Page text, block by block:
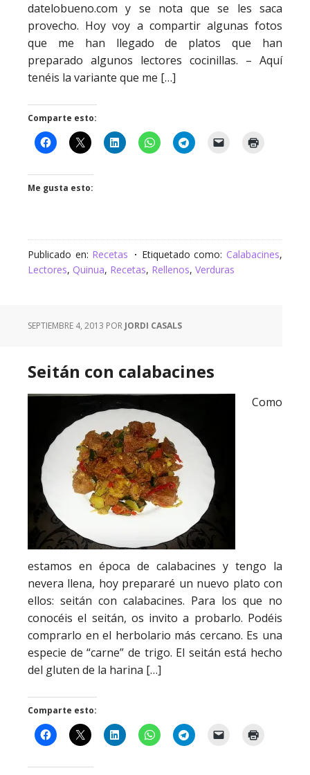
datelobueno.com y se nota que se les saca
provecho. Hoy voy a compartir algunas fotos
que me han llegado de platos que han
preparado algunos lectores cocinillas. – Aquí
tenéis la variante que me […]
Comparte esto:
Me gusta esto:
Publicado en: Recetas Etiquetado como: Calabacines,
Lectores, Quinua, Recetas, Rellenos, Verduras
SEPTIEMBRE 4, 2013 POR JORDI CASALS
Seitán con calabacines
Como
estamos en época de calabacines y tengo la
nevera llena, hoy prepararé un nuevo plato con
ellos: seitán con calabacines. Para los que no
conocéis el seitán, os invito a probarlo. Podéis
comprarlo en el herbolario más cercano. Es una
especie de “carne” de trigo. El seitán está hecho
del gluten de la harina […]
Comparte esto: